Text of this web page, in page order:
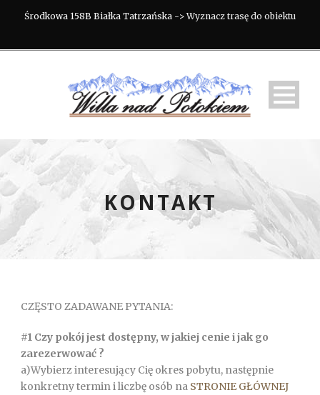
Środkowa 158B Białka Tatrzańska ->Wyznacz trasę do obiektu
KONTAKT
CZĘSTO ZADAWANE PYTANIA:
#1 Czy pokój jest dostępny, w jakiej cenie i jak go
zarezerwować ?
a)Wybierz interesujący Cię okres pobytu, następnie
konkretny termin i liczbę osób na STRONIE GŁÓWNEJ